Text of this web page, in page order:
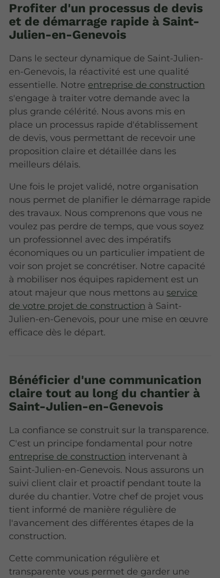
Profiter d'un processus de devis
et de démarrage rapide à Saint-
Julien-en-Genevois
Dans le secteur dynamique de Saint-Julien-
en-Genevois, la réactivité est une qualité
essentielle. Notre entreprise de construction
s'engage à traiter votre demande avec la
plus grande célérité. Nous avons mis en
place un processus rapide d'établissement
de devis, vous permettant de recevoir une
proposition claire et détaillée dans les
meilleurs délais.
Une fois le projet validé, notre organisation
nous permet de planifier le démarrage rapide
des travaux. Nous comprenons que vous ne
voulez pas perdre de temps, que vous soyez
un professionnel avec des impératifs
économiques ou un particulier impatient de
voir son projet se concrétiser. Notre capacité
à mobiliser nos équipes rapidement est un
atout majeur que nous mettons au service
de votre projet de construction à Saint-
Julien-en-Genevois, pour une mise en œuvre
efficace dès le départ.
Bénéficier d'une communication
claire tout au long du chantier à
Saint-Julien-en-Genevois
La confiance se construit sur la transparence.
C'est un principe fondamental pour notre
entreprise de construction intervenant à
Saint-Julien-en-Genevois. Nous assurons un
suivi client clair et proactif pendant toute la
durée du chantier. Votre chef de projet vous
tient informé de manière régulière de
l'avancement des différentes étapes de la
construction.
Cette communication régulière et
transparente vous permet de garder une